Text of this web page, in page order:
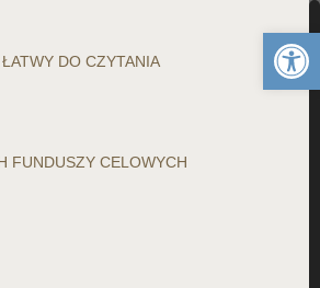
DO CZYTANIA
FUNDUSZY CELOWYCH